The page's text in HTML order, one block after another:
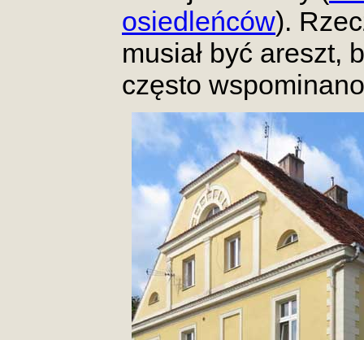
osiedleńców).
musiał być areszt,
często